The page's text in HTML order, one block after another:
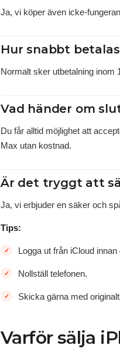
Ja, vi köper även icke-
Hur snabbt
Normalt sker utbetalning inom
Vad händer om
Du får alltid möjlighet att
Max utan kostnad.
Är det tryggt att
Ja, vi erbjuder en säker och
Tips:
Logga ut från iCloud
Nollställ telefonen.
Skicka gärna med
Varför sälja